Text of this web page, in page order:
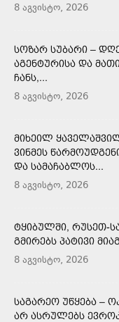
8 აგვისტო, 2026
ᲡᲝᲖᲐᲠ ᲡᲣᲑᲐᲠᲘ –
ᲐᲒᲔᲜᲢᲣᲠᲘᲡᲐ ᲓᲐ
ᲩᲐᲜᲡ,...
8 აგვისტო, 2026
ᲛᲘᲮᲔᲘᲚ
ᲕᲘᲜᲛᲔᲡ
ᲓᲐ ᲡᲐᲛᲐᲩᲐᲑᲚᲝᲡ...
8 აგვისტო, 2026
ᲢᲧᲘᲑᲣᲚᲨᲘ, ᲠᲣᲡᲔᲗ-
ᲒᲛᲘᲠᲔᲑᲡ ᲞᲐᲢᲘᲕᲘ
8 აგვისტო, 2026
ᲡᲐᲒᲐᲠᲔᲝ ᲣᲬᲧᲔᲑᲐ –
ᲐᲠ ᲐᲡᲠᲣᲚᲔᲑᲡ